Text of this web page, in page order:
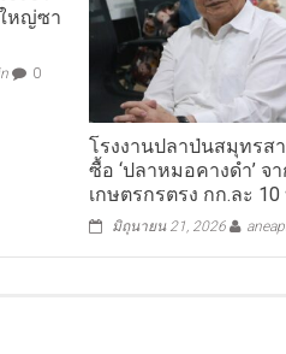
หญ่ซา
0
โรงงานปลาป่นสมุทรส
ซื้อ ‘ปลาหมอคางดำ’ จ
เกษตรกรตรง กก.ละ 10
มิถุนายน 21, 2026